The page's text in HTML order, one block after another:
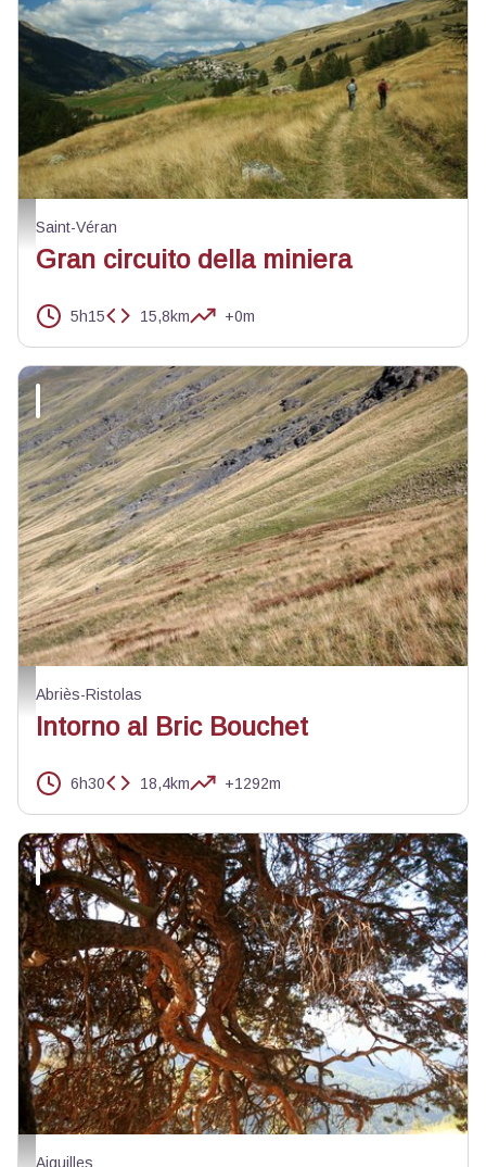
Arrivée sur Saint Véran - Benjamin Musella - PNR Queyras
Saint-Véran
Gran circuito della miniera
5h15 15,8km +0m
Berger surveillant son troupeau - Benjamin Musella - PNR Queyras
Abriès-Ristolas
Intorno al Bric Bouchet
6h30 18,4km +1292m
Les dessous d'un pin Sylvestre - Benjamin Musella - PNR Queyras
Aiguilles